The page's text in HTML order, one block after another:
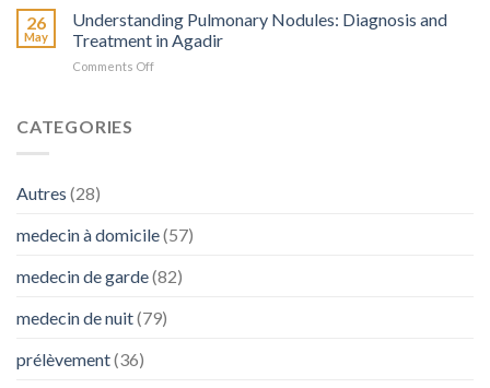
Médecins
en
à
SOS
Médecins
Fonctionnels
Intestinaux
avec
Diarrhée
26
May
Understanding Pulmonary Nodules: Diagnosis and
Treatment in Agadir
Comments Offon
à
CATEGORIES
Autres (28)
medecin à domicile(57)
medecin de garde(82)
medecin de nuit(79)
prélèvement(36)